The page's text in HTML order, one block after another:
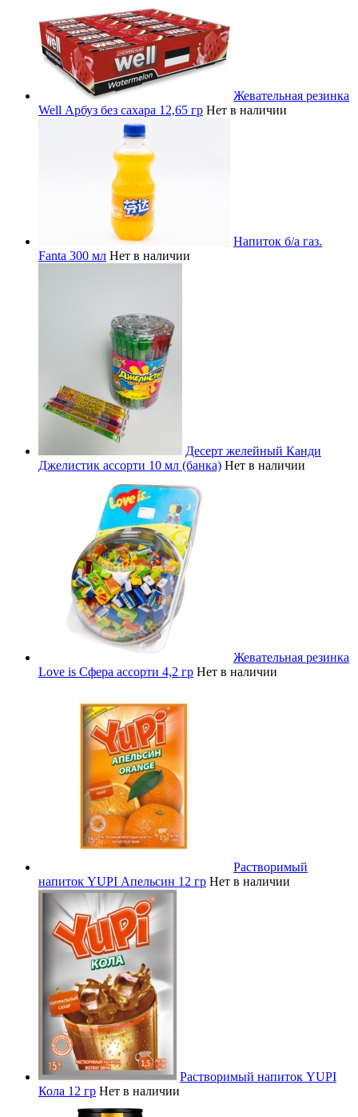
Жевательная резинка
Well Арбуз без сахара 12,65 гр Нет в наличии
Напиток б/а газ.
Fanta 300 мл Нет в наличии
Десерт желейный Канди
Джелистик ассорти 10 мл (банка) Нет в наличии
Жевательная резинка
Love is Сфера ассорти 4,2 гр Нет в наличии
Растворимый
напиток YUPI Апельсин 12 гр Нет в наличии
Растворимый напиток YUPI
Кола 12 гр Нет в наличии